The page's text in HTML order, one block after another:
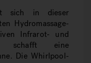
sich in dieser
Hydromassage-
Infrarot- und
schafft eine
Die Whirlpool-